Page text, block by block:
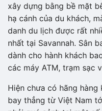
xây dựng bằng bề mặt
hạ cánh của du khách,
danh du lịch được rất
nhất tại Savannah. Sân
dành cho hành khách
các máy ATM, trạm sạc
Hiện chưa có hãng
bay thẳng từ Việt Nam